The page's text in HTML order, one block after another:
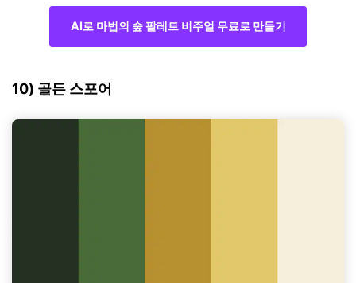
AI로 마법의 숲 팔레트 비주얼 무료로 만들기
10) 골든 스포어